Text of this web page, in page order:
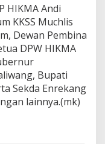
HIKMA Andi
KKSS Muchlis
Dewan Pembina
DPW HIKMA
Bupati
Sekda Enrekang
lainnya.(mk)